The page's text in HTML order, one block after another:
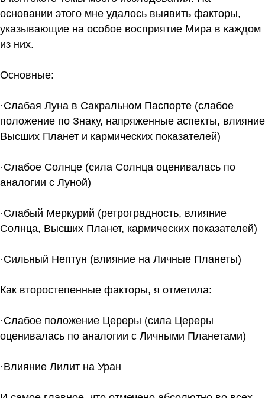
основании этого мне удалось выявить факторы,
указывающие на особое восприятие Мира в каждом
из них.
Основные:
·Слабая Луна в Сакральном Паспорте (слабое
положение по Знаку, напряженные аспекты, влияние
Высших Планет и кармических показателей)
·Слабое Солнце (сила Солнца оценивалась по
аналогии с Луной)
·Слабый Меркурий (ретроградность, влияние
Солнца, Высших Планет, кармических показателей)
·Сильный Нептун (влияние на Личные Планеты)
Как второстепенные факторы, я отметила:
·Слабое положение Цереры (сила Цереры
оценивалась по аналогии с Личными Планетами)
·Влияние Лилит на Уран